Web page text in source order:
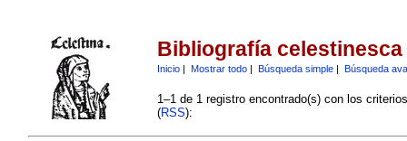
Bibliografía celestinesca
Inicio| Mostrar todo| Búsqueda simple| Búsqueda
1–1 de 1 registro encontrado(s) con los
(RSS):